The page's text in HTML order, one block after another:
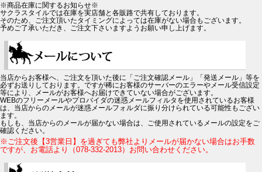
※商品在庫に関するお知らせ※
サクラスタイルでは在庫を実店舗と各販路で共有しております。
そのため、ご注文頂いたタイミングによっては在庫がない場合もございます。
予めご了承いただき、ご注文下さいますようお願い申し上げます。
当店からお客様へ、ご注文を頂いた後に「ご注文確認メール」「発送メール」等を
必ずお送りしております。ですが稀にお客様のサーバーのエラーやメール受信設定
等により、メールがお客様へお届けできていない場合がございます。
WEBのフリーメールやプロバイダの迷惑メールフィルタを使用されているお客様
は、当店からのメールが迷惑メールフォルダに振り分けられている可能性もござい
ます。
もしも、当店からのメールが届かない場合は、ご使用されているメールの設定をご
確認ください。
※ご注文後【3営業日】を過ぎても弊社よりメールが届かない場合はお手数
ですが、お電話より（078-332-2013）お問い合わせください。